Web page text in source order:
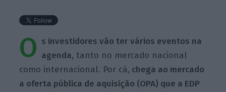
O s investidores vão ter vários eventos na
agenda, tanto no mercado nacional
como internacional. Por cá, chega ao mercado
a oferta pública de aquisição (OPA) que a EDP